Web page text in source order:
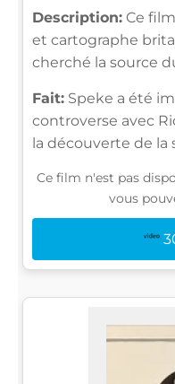
Description: Ce
et cartographe
cherché la source
Fait: Speke a été
controverse avec
la découverte de la
Ce film n'est pas
vous